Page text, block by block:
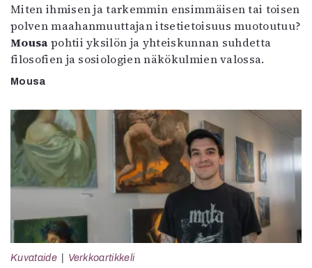
Miten ihmisen ja tarkemmin ensimmäisen tai toisen
polven maahanmuuttajan itsetietoisuus muotoutuu?
Mousa pohtii yksilön ja yhteiskunnan suhdetta
filosofien ja sosiologien näkökulmien valossa.
Mousa
Kuvataide Verkkoartikkeli